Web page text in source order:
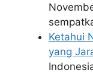
Ketahui
yang